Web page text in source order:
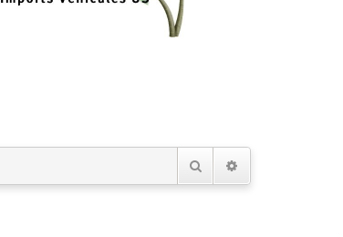
RechercherRecherche avancée